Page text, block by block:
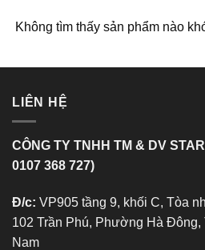
Không tìm thấy sản phẩm nào
LIÊN HỆ
CÔNG TY TNHH TM & DV
0107 368 727)
Đ/c: VP905 tầng 9, khối C, Tòa
102 Trần Phú, Phường Hà
Nam